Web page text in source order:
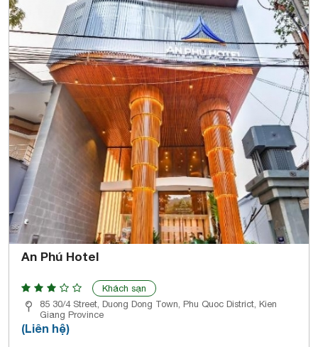
An Phú Hotel
Khách sạn
85 30/4 Street, Duong Dong Town, Phu Quoc District, Kien
Giang Province
(Liên hệ)